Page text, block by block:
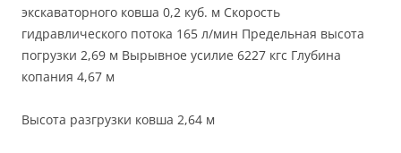
экскаваторного ковша 0,2 куб. м Скорость
гидравлического потока 165 л/мин Предельная высота
погрузки 2,69 м Вырывное усилие 6227 кгс Глубина
копания 4,67 м
Высота разгрузки ковша 2,64 м